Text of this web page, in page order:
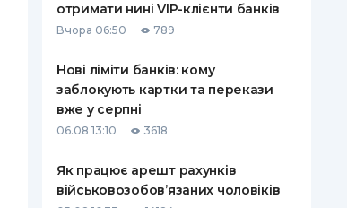
отримати нині VIP-клієнти банків
Вчора 06:50 789
Нові ліміти банків: кому
заблокують картки та перекази
вже у серпні
06.08 13:10 3618
Як працює арешт рахунків
військовозобов’язаних чоловіків